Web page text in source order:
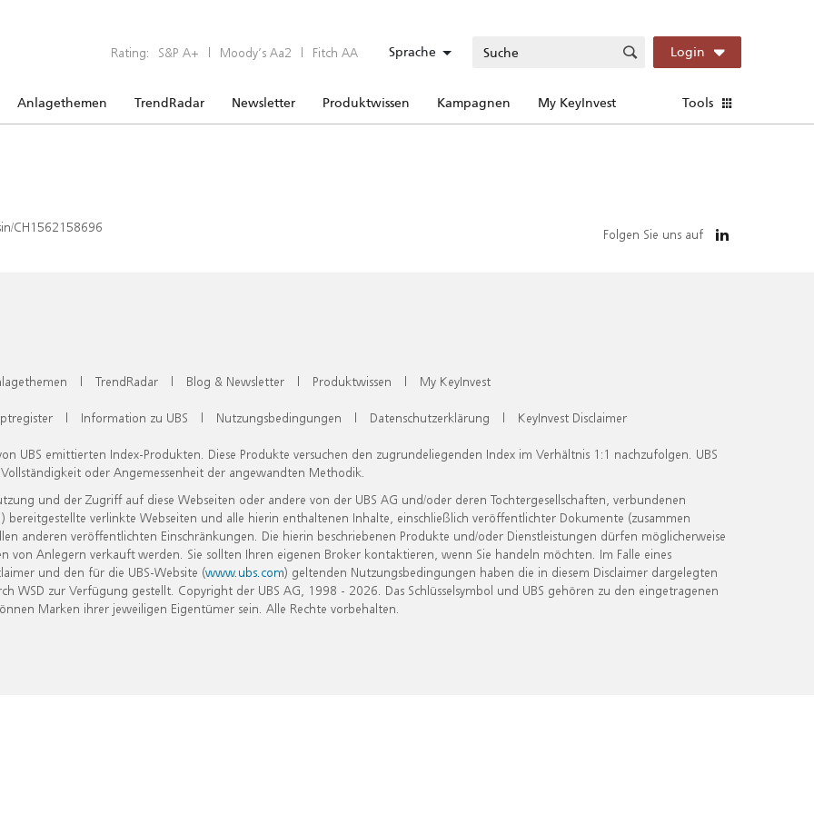
Rating: S&P A+ | Moody’s Aa2 | Fitch AA Sprache Login
Anlagethemen TrendRadar Newsletter Produktwissen Kampagnen My KeyInvest Tools
CH1562158696 Folgen Sie uns auf
| TrendRadar | Blog & Newsletter | Produktwissen | My KeyInvest
| Information zu UBS | Nutzungsbedingungen | Datenschutzerklärung | KeyInvest Disclaimer
UBS emittierten Index-Produkten. Diese Produkte versuchen den zugrundeliegenden Index im Verhältnis 1:1 nachzufolgen. UBS
oder Angemessenheit der angewandten Methodik.
und der Zugriff auf diese Webseiten oder andere von der UBS AG und/oder deren Tochtergesellschaften, verbundenen
verlinkte Webseiten und alle hierin enthaltenen Inhalte, einschließlich veröffentlichter Dokumente (zusammen
anderen veröffentlichten Einschränkungen. Die hierin beschriebenen Produkte und/oder Dienstleistungen dürfen möglicherweise
Anlegern verkauft werden. Sie sollten Ihren eigenen Broker kontaktieren, wenn Sie handeln möchten. Im Falle eines
und den für die UBS-Website (www.ubs.com) geltenden Nutzungsbedingungen haben die in diesem Disclaimer dargelegten
zur Verfügung gestellt. Copyright der UBS AG, 1998 - 2026. Das Schlüsselsymbol und UBS gehören zu den eingetragenen
Marken ihrer jeweiligen Eigentümer sein. Alle Rechte vorbehalten.